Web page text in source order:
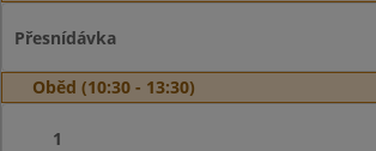
Přesnídávka
Oběd (10:30 - 13:30)
1